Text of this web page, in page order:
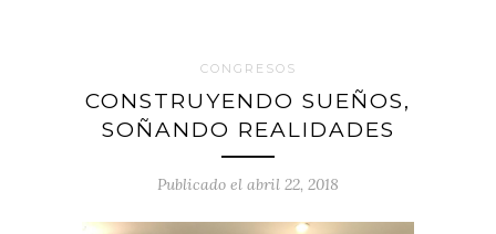
CONGRESOS
CONSTRUYENDO SUEÑOS,
SOÑANDO REALIDADES
Publicado el abril 22, 2018